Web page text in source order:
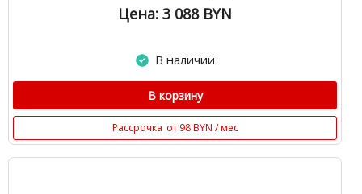
Цена: 3 088 BYN
В наличии
В корзину
Рассрочка от 98 BYN / мес